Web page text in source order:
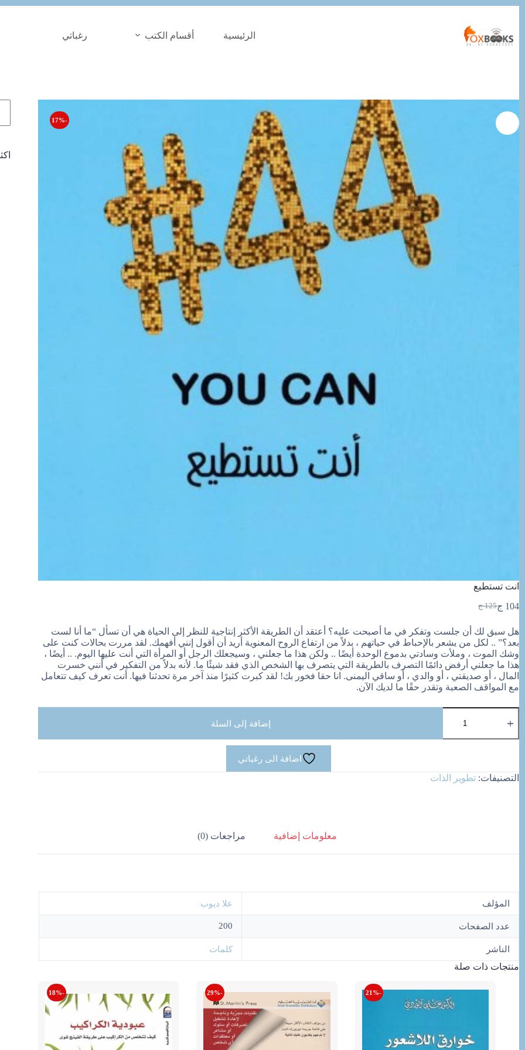
المحتوى
الرئيسية أقسام الكتب رغباتي
-17%
انت تستطيع
125 ج
السعر
هو:
125 ج.
104 جالسعر
هو:
104 ج.
هل سبق لك أن جلست وتفكر في ما أصبحت عليه؟ أعتقد أن الطريقة الأكثر إنتاجية للنظر إلى الحياة هي أن تسأل “ما أنا لست
بعد؟” .. لكل من يشعر بالإحباط في حياتهم ، بدلاً من ارتفاع الروح المعنوية أريد أن أقول إنني أفهمك. لقد مررت بحالات كنت على
وشك الموت ، وملأت وسادتي بدموع الوحدة أيضًا .. ولكن هذا ما جعلني ، وسيجعلك الرجل أو المرأة التي أنت عليها اليوم. .. أيضًا ،
هذا ما جعلني أرفض دائمًا التصرف بالطريقة التي يتصرف بها الشخص الذي فقد شيئًا ما. لأنه بدلاً من التفكير في أنني خسرت
المال ، أو صديقتي ، أو والدي ، أو ساقي اليمنى. انا حقا فخور بك! لقد كبرت كثيرًا منذ آخر مرة تحدثنا فيها. أنت تعرف كيف تتعامل
مع المواقف الصعبة وتقدر حقًا ما لديك الآن.
انت
إضافة إلى السلة
اضافة الى رغباتي
التصنيفات: تطوير الذات
معلومات إضافية مراجعات (0)
المؤلف علا ديوب
عدد الصفحات 200
الناشر كلمات
منتجات ذات صلة
-21%
-29%
-18%